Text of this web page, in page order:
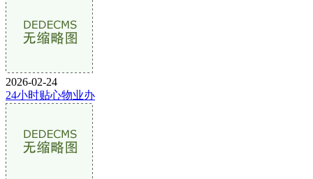
2026-02-24
24小时贴心物业办